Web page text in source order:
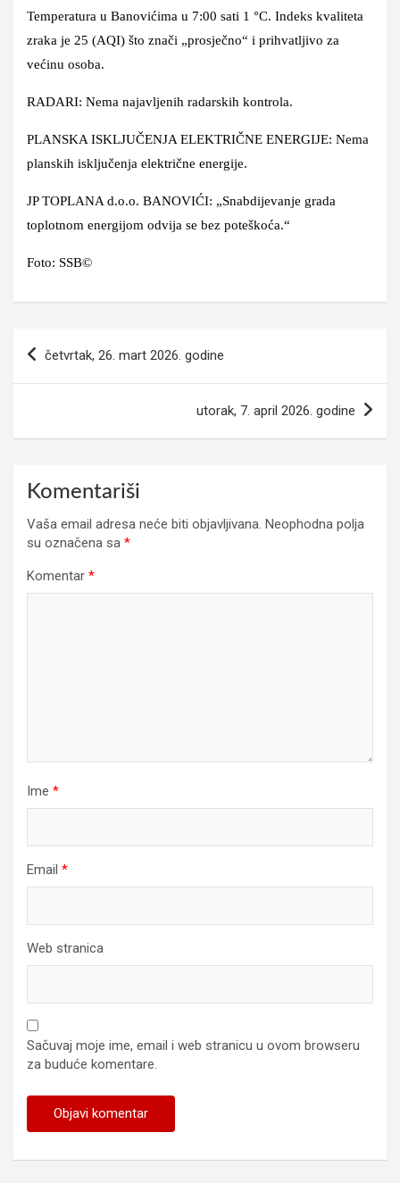
Temperatura u Banovićima u 7:00 sati 1 °C. Indeks kvaliteta
zraka je 25 (AQI) što znači „prosječno“ i prihvatljivo za
većinu osoba.
RADARI: Nema najavljenih radarskih kontrola.
PLANSKA ISKLJUČENJA ELEKTRIČNE ENERGIJE: Nema
planskih isključenja električne energije.
JP TOPLANA d.o.o. BANOVIĆI: „Snabdijevanje grada
toplotnom energijom odvija se bez poteškoća.“
Foto: SSB©
četvrtak, 26. mart 2026. godine
utorak, 7. april 2026. godine
Komentariši
Vaša email adresa neće biti objavljivana. Neophodna polja
su označena sa *
Komentar *
Ime *
Email *
Web stranica
Sačuvaj moje ime, email i web stranicu u ovom browseru
za buduće komentare.